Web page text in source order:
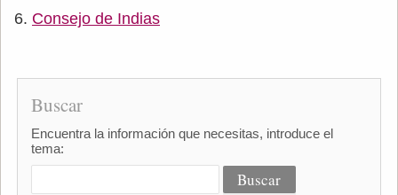
Consejo de Indias
Buscar
Encuentra la información que necesitas, introduce el
tema: